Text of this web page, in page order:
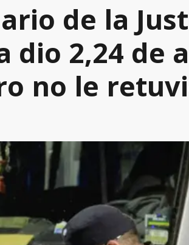
de la
dio 2,24 de
no le